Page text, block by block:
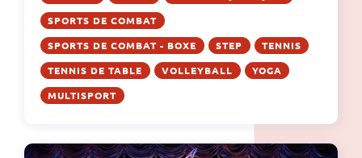
SPORTS DE COMBAT
SPORTS DE COMBAT - BOXE STEP TENNIS
TENNIS DE TABLE VOLLEYBALL YOGA
MULTISPORT